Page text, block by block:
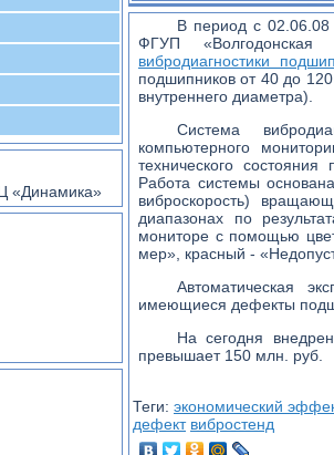
В период с 02.06.08
ФГУП «Волгодонская
вибродиагностики
подшипников от 40 до
внутреннего диаметра).
Система
компьютерного
технического
Работа системы
виброскорость)
диапазонах по
мониторе с помощью
мер», красный -
Автоматическая
имеющиеся дефекты
На сегодня
превышает 150 млн. руб.
Теги: экономический
дефект вибростенд